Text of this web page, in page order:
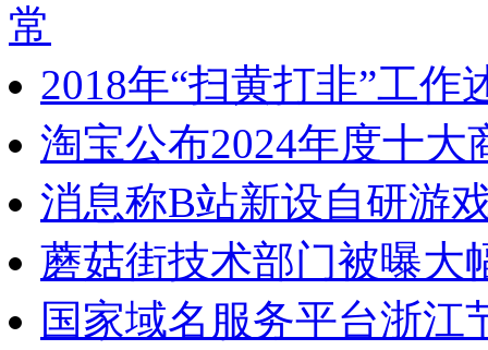
常
2018年“扫黄打非”工
淘宝公布2024年度十大
消息称B站新设自研游
蘑菇街技术部门被曝大
国家域名服务平台浙江